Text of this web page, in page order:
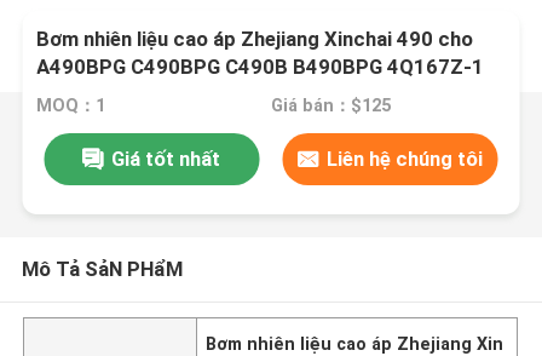
Bơm nhiên liệu cao áp Zhejiang Xinchai 490 cho
A490BPG C490BPG C490B B490BPG 4Q167Z-1
BH4Q80R8
MOQ：1 Giá bán：$125
Giá tốt nhất Liên hệ chúng tôi
Mô Tả SảN PHẩM
Bơm nhiên liệu cao áp Zhejiang Xin